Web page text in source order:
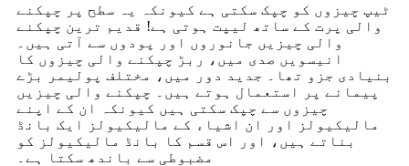
ٹیپ چیزوں کو چپک سکتی ہے کیونکہ یہ سطح پر چپکنے
والی پرت کے ساتھ لیپت ہوتی ہے! قدیم ترین چپکنے
والی چیزیں جانوروں اور پودوں سے آتی ہیں۔
انیسویں صدی میں، ربڑ چپکنے والی چیزوں کا
بنیادی جزو تھا۔ جدید دور میں، مختلف پولیمر بڑے
پیمانے پر استعمال ہوتے ہیں۔ چپکنے والی چیزیں
چیزوں سے چپک سکتی ہیں کیونکہ ان کے اپنے
مالیکیولز اور ان اشیاء کے مالیکیولز ایک بانڈ
بناتے ہیں، اور اس قسم کا بانڈ مالیکیولز کو
مضبوطی سے باندھ سکتا ہے۔